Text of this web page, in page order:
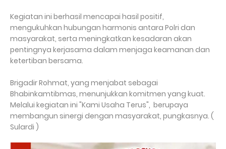
Kegiatan ini berhasil mencapai hasil positif,
mengukuhkan hubungan harmonis antara Polri dan
masyarakat, serta meningkatkan kesadaran akan
pentingnya kerjasama dalam menjaga keamanan dan
ketertiban bersama.
Brigadir Rohmat, yang menjabat sebagai
Bhabinkamtibmas, menunjukkan komitmen yang kuat.
Melalui kegiatan ini "Kami Usaha Terus", berupaya
membangun sinergi dengan masyarakat, pungkasnya. (
Sulardi )